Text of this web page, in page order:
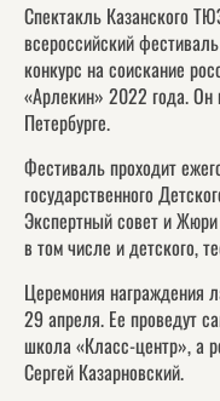
Спектакль Казанского
всероссийский
конкурс на соискание
«Арлекин» 2022 года. Он
Петербурге.
Фестиваль проходит
государственного
Экспертный совет и
в том числе и детского,
Церемония награждения
29 апреля. Ее проведут
школа «Класс-центр», а
Сергей Казарновский.